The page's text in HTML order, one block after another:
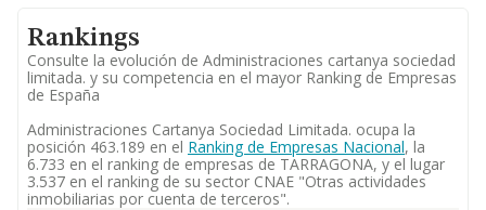
Rankings
Consulte la evolución de Administraciones cartanya sociedad
limitada. y su competencia en el mayor Ranking de Empresas
de España
Administraciones Cartanya Sociedad Limitada. ocupa la
posición 463.189 en el Ranking de Empresas Nacional, la
6.733 en el ranking de empresas de TARRAGONA, y el lugar
3.537 en el ranking de su sector CNAE "Otras actividades
inmobiliarias por cuenta de terceros".